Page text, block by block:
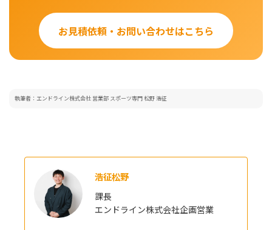
お見積依頼・お問い合わせはこちら
執筆者：エンドライン株式会社 営業部 スポーツ専門 松野 浩征
浩征松野
課長
エンドライン株式会社企画営業